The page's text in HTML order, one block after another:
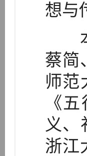
想与
本
蔡简
师范
《
义、
浙江